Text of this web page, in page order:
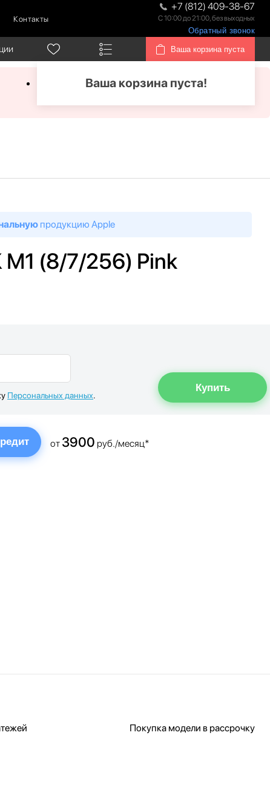
Контакты
+7 (812) 409-38-67
С 10:00 до 21:00, без выходных
Обратный звонок
Ваша корзина пуста
Ваша корзина пуста!
продукцию Apple
M1 (8/7/256) Pink
Персональных данных.
от 3900 руб./месяц*
Покупка модели в рассрочку